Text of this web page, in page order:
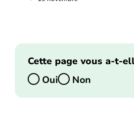
Cette page vous a-t-
Oui
Non